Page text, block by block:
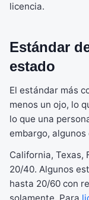
licencia.
Estándar
estado
El estándar más
menos un ojo, lo
lo que una
embargo,
California, Texas,
20/40. Algunos
hasta 20/60 con